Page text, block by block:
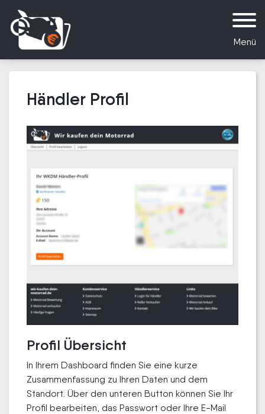
Menü
Händler Profil
Profil Übersicht
In Ihrem Dashboard finden Sie eine kurze
Zusammenfassung zu Ihren Daten und dem
Standort. Über den unteren Button können Sie Ihr
Profil bearbeiten, das Passwort oder Ihre E-Mail